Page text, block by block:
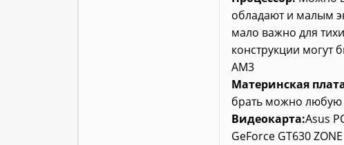
обладают и малым
мало важно для
конструкции могут
AM3
Материнская
брать можно любую
Видеокарта:Asus
GeForce GT630